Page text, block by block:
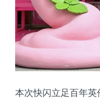
本次快闪立足百年